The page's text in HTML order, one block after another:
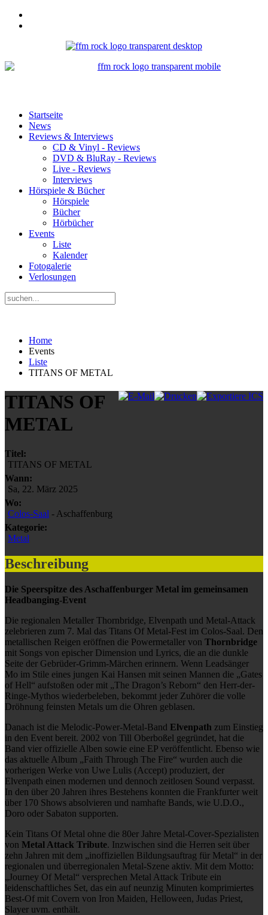
Startseite
News
Reviews & Interviews
CD & Vinyl - Reviews
DVD & BluRay - Reviews
Live - Reviews
Interviews
Hörspiele & Bücher
Hörspiele
Bücher
Hörbücher
Events
Liste
Kalender
Fotogalerie
Verlosungen
Home
Events
Liste
TITANS OF METAL
TITANS OF
METAL
Titel:
TITANS OF METAL
Wann:
Sa, 22. März 2025
Wo:
Colos-Saal - Aschaffenburg
Kategorie:
Metal
Beschreibung
Die Speerspitze des Aschaffenburger Metal im gemeinsamen
Headbanging-Event
Die regionalen Metaller Thornbridge, Elvenpath und Metal-Attack
zelebrieren zum 7. Mal das Titans Of Metal-Fest im Colos-Saal. Den
metallischen Reigen eröffnen die Powermetaller von Thornbridge
mit Songs von epischer Dimension und Lyrics, die an die dunkle
Seite der Gebrüder-Grimm-Märchen erinnern. Wenn Leadsänger
Mo im Stile eines jungen Kai Hansen mit seinen Mannen die „Gates
of Hell“ aufstoßen oder mit „The Dragon’s Reborn“ den Herr-der-
Ringe-Mythos wiederbeleben, bekommt jeder Zuhörer die volle
Dröhnung feinsten Metals um die Ohren geblasen.
Danach ist die Melodic-Power-Metal-Band Elvenpath zum Einstieg
in den Event bereit. 2002 von Till Oberboßel gegründet, hat die
Band vier offizielle Alben sowie eine EP veröffentlicht. Ebenso wie
das aktuelle Album „Faith Through The Fire“ wurden auch die
vorherigen Werke von Uwe Lulis (Accept) produziert, der
Elvenpath einen modernen und dennoch zeitlosen Sound verpasst.
In den über 20 Jahren ihres Bestehens konnten die Frankfurter weit
über 170 Shows absolvieren und namhafte Bands, wie U.D.O.,
Doro oder Sabaton supporten.
Kein Titans Of Metal ohne die 80er Jahre Metal-Cover-Spezialisten
von Metal Attack Tribute. Inzwischen sind die Herren seit über
zehn Jahren mit dem „inoffiziellen Bildungsauftrag für Metal“ in der
regionalen und überregionalen Metal-Szene aktiv. Mit dem Motto:
„Journey Of Metal“ versprechen Metal Attack Tribute ein
leidenschaftliches Set, das ein auf neunzig Minuten komprimiertes
Best-Of mit Covern von Iron Maiden, Helloween, Judas Priest,
Slayer uvm. enthält.